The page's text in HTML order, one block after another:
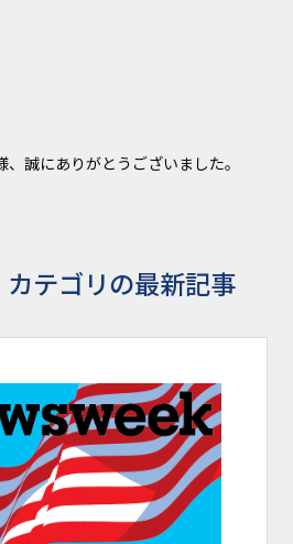
誠にありがとうございました。
カテゴリの最新記事